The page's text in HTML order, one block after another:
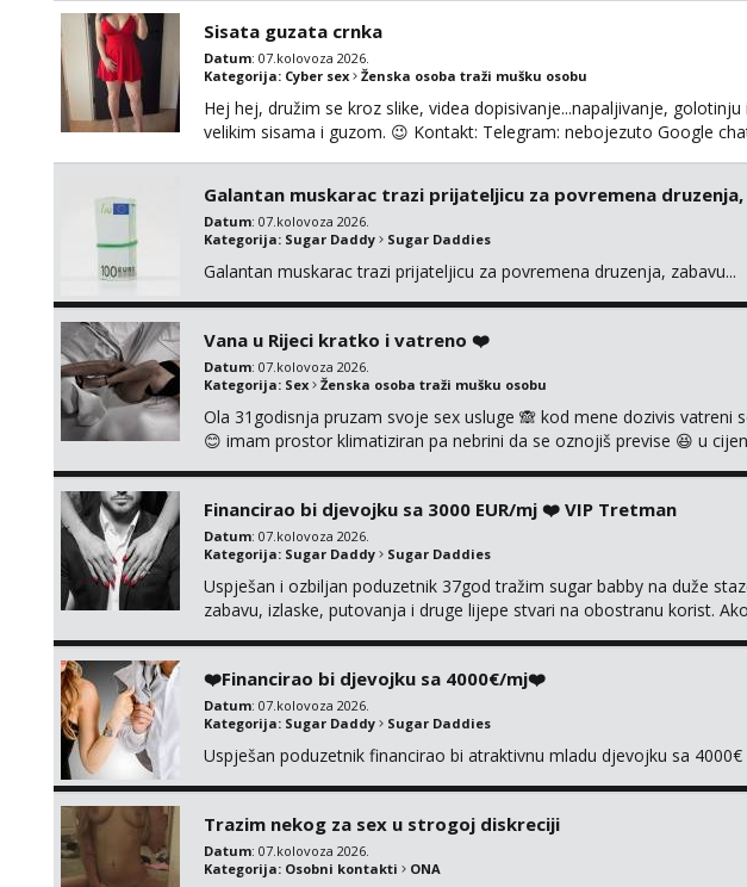
Sisata guzata crnka
Datum: 07.kolovoza 2026.
Kategorija: Cyber sex Ženska osoba traži mušku osobu
Hej hej, družim se kroz slike, videa dopisivanje...napaljivanje,
velikim sisama i guzom. 😉 Kontakt: Telegram: nebojezuto Google
Galantan muskarac trazi prijateljicu za povremena druzenja,
Datum: 07.kolovoza 2026.
Kategorija: Sugar Daddy Sugar Daddies
Galantan muskarac trazi prijateljicu za povremena druzenja, zabavu...
Vana u Rijeci kratko i vatreno ❤️
Datum: 07.kolovoza 2026.
Kategorija: Sex Ženska osoba traži mušku osobu
Ola 31godisnja pruzam svoje sex usluge 🙈 kod mene dozivis vatreni
😊 imam prostor klimatiziran pa nebrini da se oznojiš previse 😆 u
Financirao bi djevojku sa 3000 EUR/mj ❤️ VIP Tretman
Datum: 07.kolovoza 2026.
Kategorija: Sugar Daddy Sugar Daddies
Uspješan i ozbiljan poduzetnik 37god tražim sugar babby na duže
zabavu, izlaske, putovanja i druge lijepe stvari na obostranu korist.
❤️Financirao bi djevojku sa 4000€/mj❤️
Datum: 07.kolovoza 2026.
Kategorija: Sugar Daddy Sugar Daddies
Uspješan poduzetnik financirao bi atraktivnu mladu djevojku sa
Trazim nekog za sex u strogoj diskreciji
Datum: 07.kolovoza 2026.
Kategorija: Osobni kontakti ONA